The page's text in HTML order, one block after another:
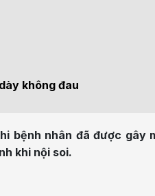
Vật lý trị liệu - Phục hồi
Chấn thương chỉnh hình
không đau
bệnh nhân đã được gây
khi nội soi.